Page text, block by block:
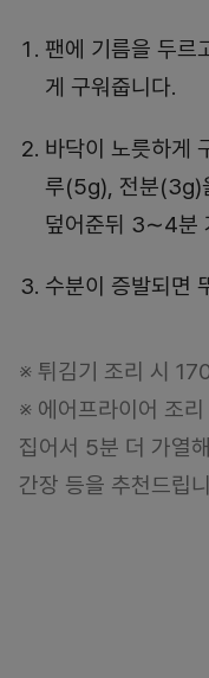
팬에 기름을 두르
게 구워줍니다.
바닥이 노릇하게
루(5g), 전분(3g)
덮어준뒤 3∼4분
수분이 증발되면
※ 튀김기 조리 시
※ 에어프라이어 조
집어서 5분 더 가열
간장 등을 추천드립